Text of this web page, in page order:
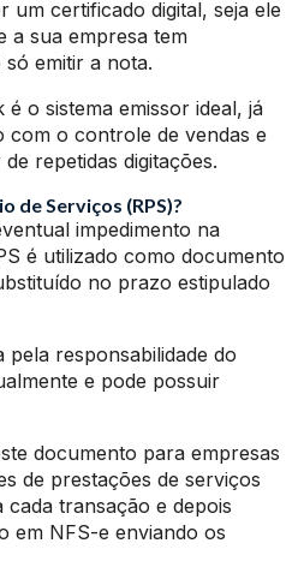
um certificado digital, seja ele
a sua empresa tem
só emitir a nota.
é o sistema emissor ideal, já
com o controle de vendas e
repetidas digitações.
de Serviços (RPS)?
impedimento na
é utilizado como documento
no prazo estipulado
responsabilidade do
e pode possuir
documento para empresas
de prestações de serviços
transação e depois
em NFS-e enviando os